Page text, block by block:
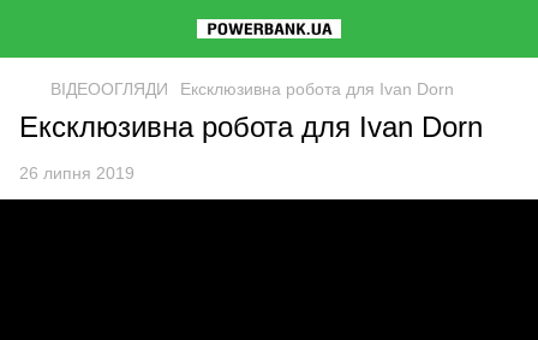
ВІДЕООГЛЯДИ Ексклюзивна робота для Ivan Dorn
Ексклюзивна робота для Ivan Dorn
26 липня 2019